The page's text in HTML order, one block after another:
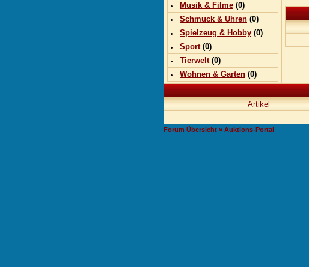
Musik & Filme (0)
Schmuck & Uhren (0)
Spielzeug & Hobby (0)
Sport(0)
Tierwelt(0)
Wohnen & Garten (0)
Artikel
Forum Übersicht » Auktions-Portal